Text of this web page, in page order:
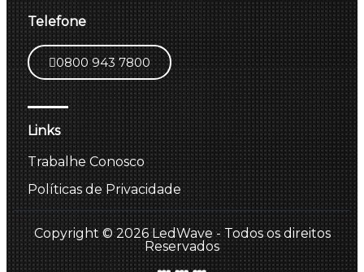
Telefone
0800 943 7800
Links
Trabalhe Conosco
Políticas de Privacidade
Copyright © 2026 LedWave - Todos os direitos
Reservados